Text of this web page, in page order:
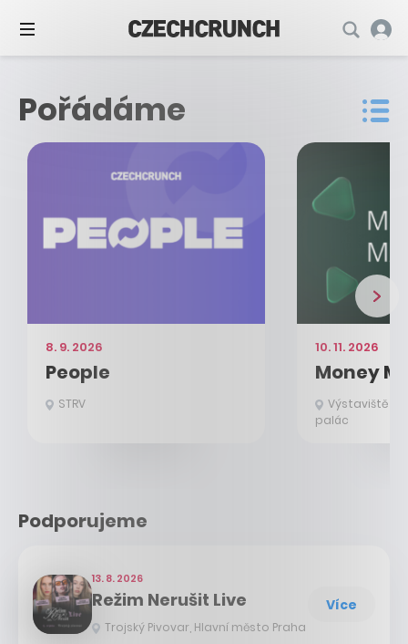
Eventy
Pořádáme
8. 9. 2026
People
STRV
10. 11. 2026
Money
Výstaviště
palác
Podporujeme
13. 8. 2026
Režim Nerušit Live
Trojský Pivovar, Hlavní město Praha
Více